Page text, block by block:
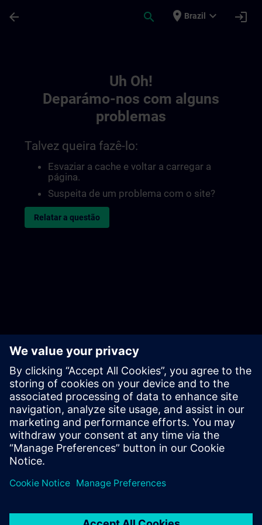
arrow_back search place Brazil expand_more login
Uh Oh!
Deparámo-nos com alguns
problemas
Talvez queira fazê-lo:
Esvaziar a cache e voltar a carregar a
página.
Suspeita de um problema com o site?
Relatar a questão